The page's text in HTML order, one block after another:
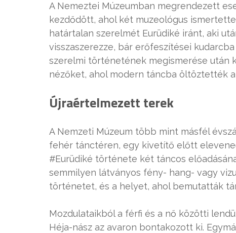
A Nemeztei Múzeumban megrendezett
kezdődött, ahol két muzeológus
határtalan szerelmét Eurüdiké iránt, aki
visszaszerezze, bár erőfeszítései
szerelmi történetének megismerése után
nézőket, ahol modern táncba öltöztették
Újraértelmezett terek
A Nemzeti Múzeum több mint másfél
fehér tánctéren, egy kivetítő előtt
#Eurüdiké története két táncos
semmilyen látványos fény- hang- vagy
történetet, és a helyet, ahol bemutatták
Mozdulataikból a férfi és a nő közötti
Héja-nász az avaron bontakozott ki.